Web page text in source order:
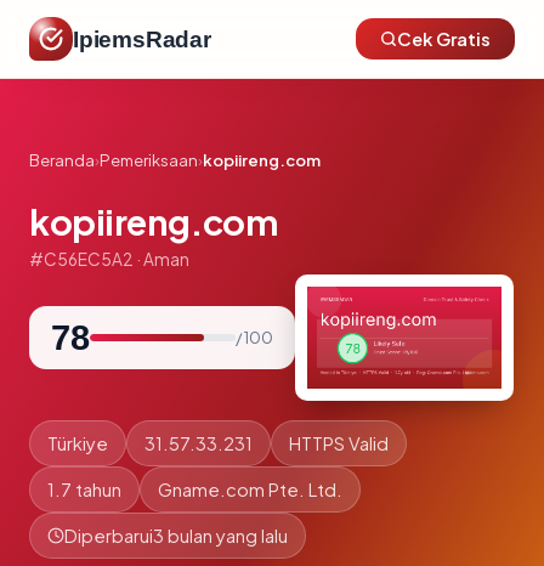
IpiemsRadar Cek Gratis
Beranda›Pemeriksaan›kopiireng.com
kopiireng.com
#C56EC5A2 · Aman
78 / 100
Türkiye 31.57.33.231 HTTPS Valid
1.7 tahun Gname.com Pte. Ltd.
Diperbarui3 bulan yang lalu